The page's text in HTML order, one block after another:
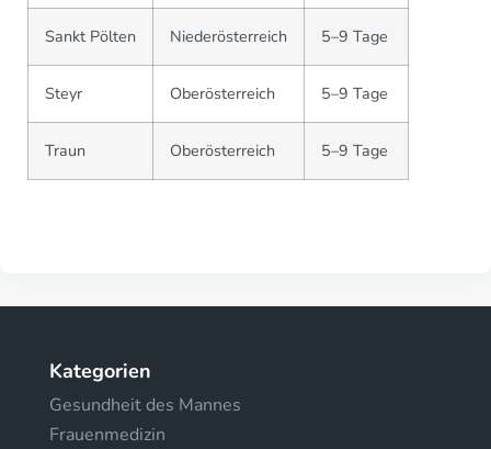
Sankt Pölten Niederösterreich 5–9 Tage
Steyr Oberösterreich 5–9 Tage
Traun Oberösterreich 5–9 Tage
Kategorien
Gesundheit des Mannes
Frauenmedizin